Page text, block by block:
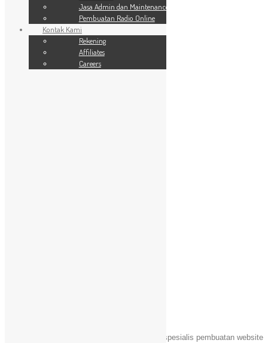
SSL Website
Jasa Admin dan Maintenance
Pembuatan Radio Online
Kontak Kami24 Jam
Rekening
Affiliates
Careers
Sebuah unit usaha yang bergerak dalam jasa spesialis pembuatan website
Jasa Admin dan Maintenance
Pembuatan Radio Online
Kontak Kami
Rekening
Affiliates
Careers